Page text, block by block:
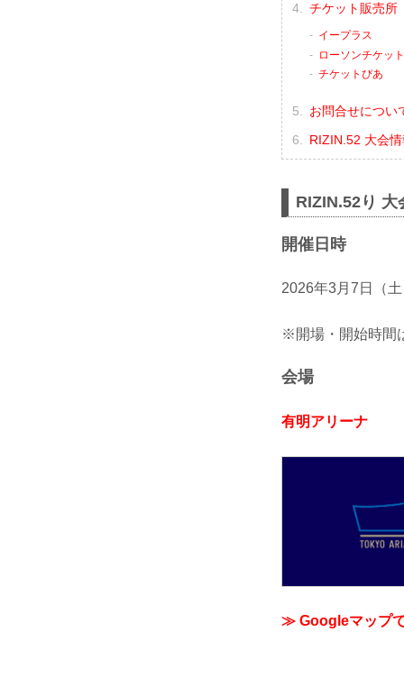
チケット販売所
イープラス
ローソンチケット
チケットぴあ
お問合せについ
RIZIN.52 大会
RIZIN.52り 大
開催日時
2026年3月7日（
※開場・開始時間
会場
有明アリーナ
≫ Googleマップ